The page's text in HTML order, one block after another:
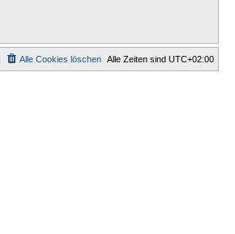
Alle Zeiten sind UTC+02:00
Alle Cookies löschen